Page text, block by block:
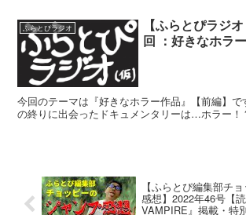
ふらとぴラジオ
【ふらとぴラジ
回 ：好きなホラ
今回のテーマは『好きなホラー作品』【前編】
の終りに出会ったドキュメンタリーは…ホラー！
【ふらとぴ編集部チ
感想】2022年46号【
VAMPIRE』掲載・特